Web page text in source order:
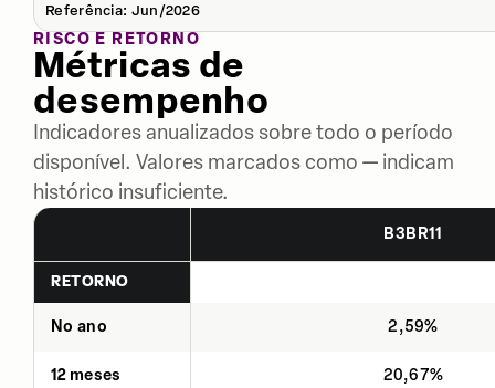
Referência: Jun/2026
RISCO E RETORNO
Métricas de
desempenho
Indicadores anualizados sobre todo o período
disponível. Valores marcados como — indicam
histórico insuficiente.
B3BR11
RETORNO
No ano 2,59%
12 meses 20,67%